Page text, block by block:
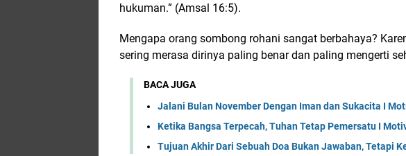
hukuman.” (Amsal 16:5).
Mengapa orang sombong rohani sangat berbahaya?
sering merasa dirinya paling benar dan paling mengerti
BACA JUGA
Jalani Bulan November Dengan Iman dan Sukacita I
Ketika Bangsa Terpecah, Tuhan Tetap Pemersatu I
Tujuan Akhir Dari Sebuah Doa Bukan Jawaban, Tetapi